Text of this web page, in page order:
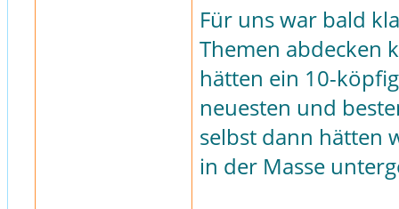
Für uns war bald
Themen abdecken
hätten ein 10-
neuesten und
selbst dann hätten
in der Masse